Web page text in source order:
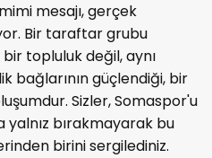
mesajı, gerçek
Bir taraftar grubu
topluluk değil, aynı
bağlarının güçlendiği, bir
Sizler, Somaspor'u
yalnız bırakmayarak bu
birini sergilediniz.